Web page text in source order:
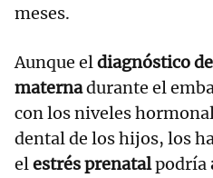
meses.
Aunque eldiagnóstico
maternadurante el
con los niveles
dental de los hijos, los
elestrés prenatalpodría